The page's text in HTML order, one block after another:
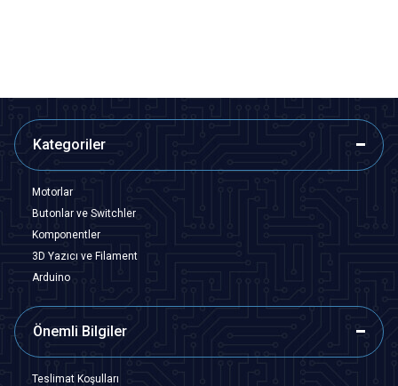
Kategoriler
Motorlar
Butonlar ve Switchler
Komponentler
3D Yazıcı ve Filament
Arduino
Önemli Bilgiler
Teslimat Koşulları